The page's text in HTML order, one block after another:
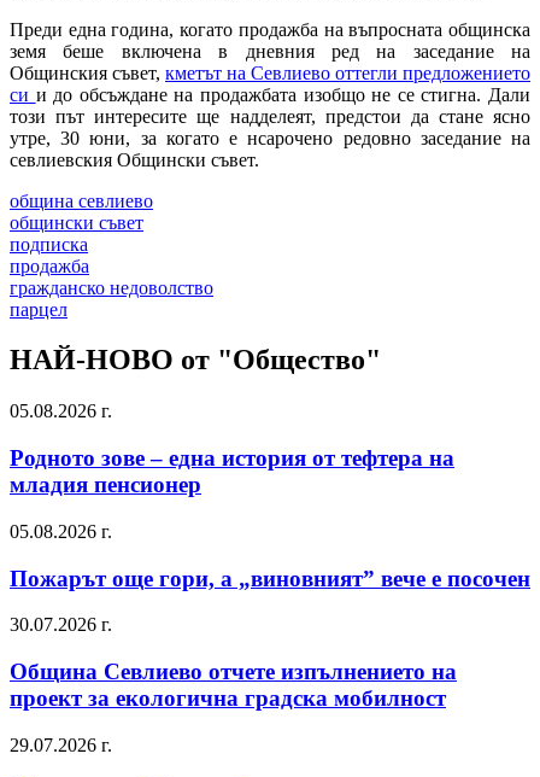
Преди една година, когато продажба на въпросната общинска
земя беше включена в дневния ред на заседание на
Общинския съвет, кметът на Севлиево оттегли предложението
си и до обсъждане на продажбата изобщо не се стигна. Дали
този път интересите ще надделеят, предстои да стане ясно
утре, 30 юни, за когато е нсарочено редовно заседание на
севлиевския Общински съвет.
община севлиево
общински съвет
подписка
продажба
гражданско недоволство
парцел
НАЙ-НОВО от "Общество"
05.08.2026 г.
Родното зове – една история от тефтера на
младия пенсионер
05.08.2026 г.
Пожарът още гори, а „виновният” вече е посочен
30.07.2026 г.
Община Севлиево отчете изпълнението на
проект за екологична градска мобилност
29.07.2026 г.